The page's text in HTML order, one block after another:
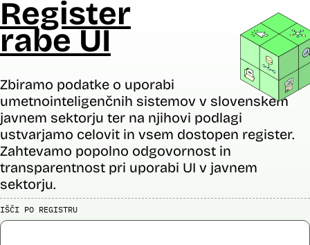
Register
rabe UI
Zbiramo podatke o uporabi
umetnointeligenčnih sistemov v slovenskem
javnem sektorju ter na njihovi podlagi
ustvarjamo celovit in vsem dostopen register.
Zahtevamo popolno odgovornost in
transparentnost pri uporabi UI v javnem
sektorju.
IŠČI PO REGISTRU